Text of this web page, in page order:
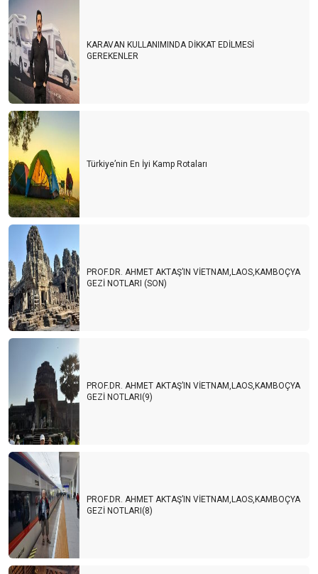
KARAVAN KULLANIMINDA DİKKAT EDİLMESİ
GEREKENLER
Türkiye’nin En İyi Kamp Rotaları
PROF.DR. AHMET AKTAŞ’IN VİETNAM,LAOS,KAMBOÇYA
GEZİ NOTLARI (SON)
PROF.DR. AHMET AKTAŞ’IN VİETNAM,LAOS,KAMBOÇYA
GEZİ NOTLARI(9)
PROF.DR. AHMET AKTAŞ’IN VİETNAM,LAOS,KAMBOÇYA
GEZİ NOTLARI(8)